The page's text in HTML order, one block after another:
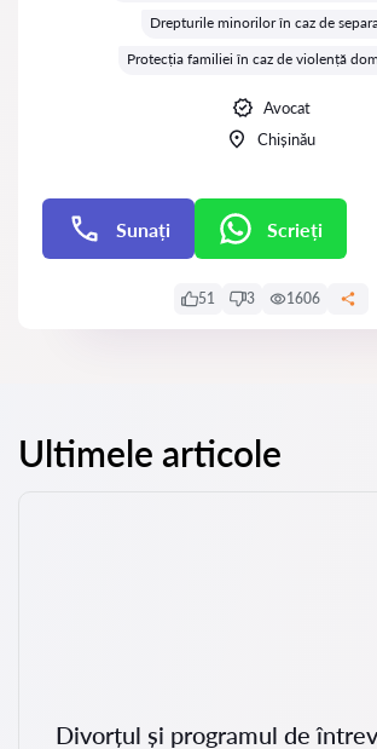
Drepturile minorilor în caz de
Protecția familiei în caz de violență
Avocat
Chișinău
Sunați Scrieți
51 3 1606
Ultimele articole
Divorțul și programul de